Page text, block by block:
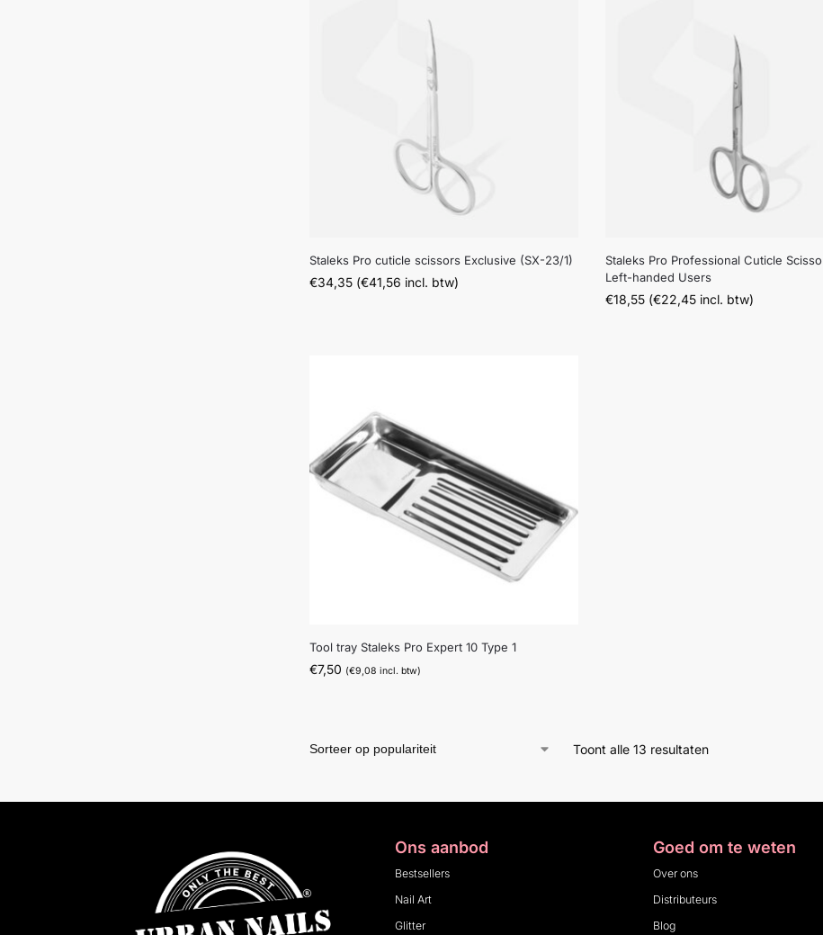
Staleks Pro cuticle scissors Exclusive (SX-23/1)
€34,35 (€41,56 incl. btw)
Staleks Pro Professional Cuticle
Left-handed Users
€18,55 (€22,45 incl. btw)
Tool tray Staleks Pro Expert 10 Type 1
€7,50 (€9,08 incl. btw)
Toont alle 13 resultaten
Ons aanbod
Bestsellers
Nail Art
Glitter
Goed om te weten
Over ons
Distributeurs
Blog